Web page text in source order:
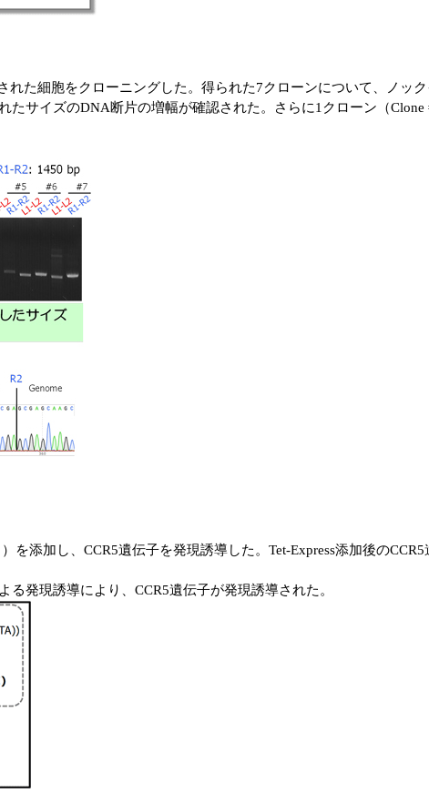
た細胞をクローニングした。得られた7クローンについて、ノッ
サイズのDNA断片の増幅が確認された。さらに1クローン（Clone
を添加し、CCR5遺伝子を発現誘導した。Tet-Express添加後のCCR5
る発現誘導により、CCR5遺伝子が発現誘導された。